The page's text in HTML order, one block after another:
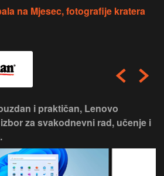
na Mjesec, fotografije kratera
i praktičan, Lenovo
za svakodnevni rad, učenje i